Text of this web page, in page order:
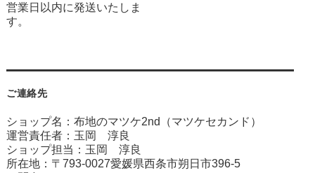
営業日以内に発送いたしま
す。
ご連絡先
ショップ名：布地のマツケ2nd（マツケセカンド）
運営責任者：玉岡 淳良
ショップ担当：玉岡 淳良
所在地：〒793-0027愛媛県西条市朔日市396-5